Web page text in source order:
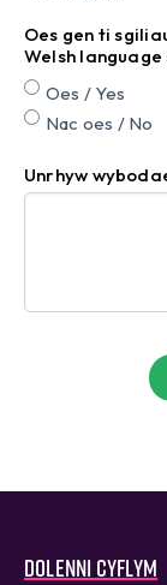
Oes gen ti
Welsh
Oes / Yes
Nac oes / No
Unrhyw
Dolenni cyflym